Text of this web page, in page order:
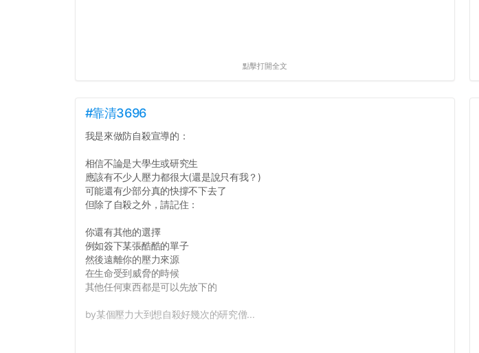
點擊打開全文
#靠清3696
我是來做防自殺宣導的：
相信不論是大學生或研究生
應該有不少人壓力都很大(還是說只有我？)
可能還有少部分真的快撐不下去了
但除了自殺之外，請記住：
你還有其他的選擇
例如簽下某張酷酷的單子
然後遠離你的壓力來源
在生命受到威脅的時候
其他任何東西都是可以先放下的
by某個壓力大到想自殺好幾次的研究僧...